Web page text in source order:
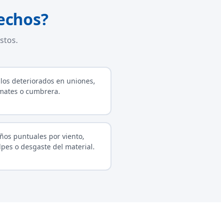
deteriorados en uniones,
o cumbrera.
puntuales por viento,
o desgaste del material.